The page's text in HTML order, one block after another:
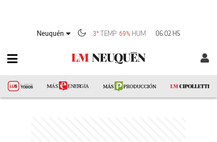
Neuquén 3° TEMP 69% HUM 06:02 HS